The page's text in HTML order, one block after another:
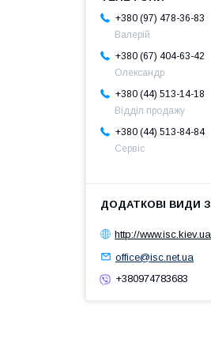
+380 (97) 478-36-83
Валерій
+380 (67) 404-63-42
Олександр
+380 (44) 513-14-18
Відділ продажу
+380 (44) 513-84-84
Сервіс
http://www.isc.kiev.ua
office@isc.net.ua
+380974783683